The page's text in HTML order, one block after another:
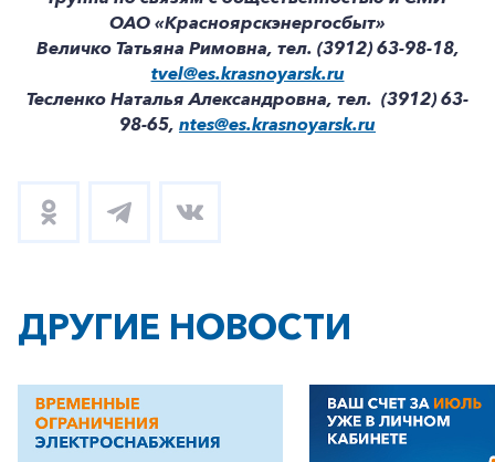
ОАО «Красноярскэнергосбыт»
Величко Татьяна Римовна, тел. (3912) 63-98-18,
tvel@es.krasnoyarsk.ru
Тесленко Наталья Александровна, тел. (3912) 63-
98-65, ntes@es.krasnoyarsk.ru
ДРУГИЕ НОВОСТИ